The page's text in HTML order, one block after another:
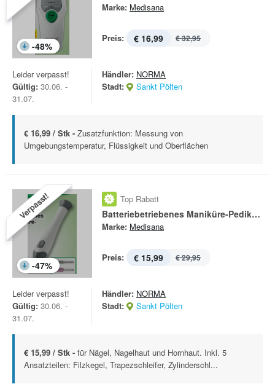
-48%
Marke: Medisana
Preis: € 16,99 € 32,95
Leider verpasst!
Gültig: 30.06. -
31.07.
Händler: NORMA
Stadt:
Sankt Pölten
€ 16,99 / Stk - Zusatzfunktion: Messung von
Umgebungstemperatur, Flüssigkeit und Oberflächen
Verpasst!
-47%
Top Rabatt
Batteriebetriebenes Maniküre-Pediküre-Set MP 810
Marke: Medisana
Preis: € 15,99 € 29,95
Leider verpasst!
Gültig: 30.06. -
31.07.
Händler: NORMA
Stadt:
Sankt Pölten
€ 15,99 / Stk - für Nägel, Nagelhaut und Hornhaut. Inkl. 5
Ansatzteilen: Filzkegel, Trapezschleifer, Zylinderschl...